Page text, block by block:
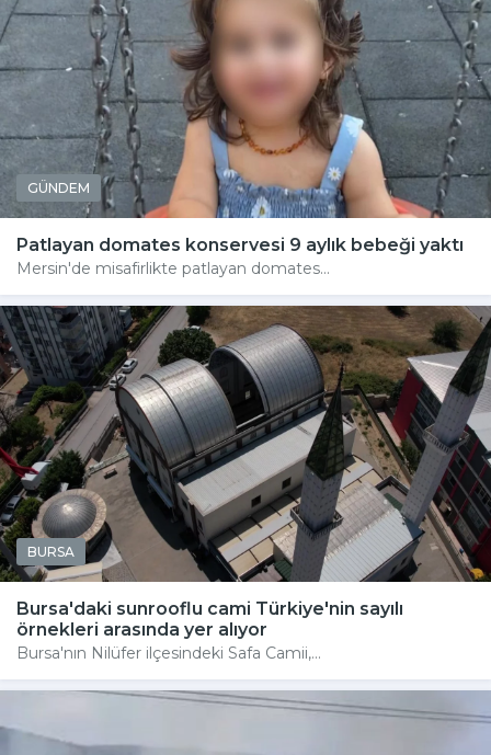
GÜNDEM
Patlayan domates konservesi 9 aylık bebeği yaktı
Mersin'de misafirlikte patlayan domates...
BURSA
Bursa'daki sunrooflu cami Türkiye'nin sayılı
örnekleri arasında yer alıyor
Bursa'nın Nilüfer ilçesindeki Safa Camii,...